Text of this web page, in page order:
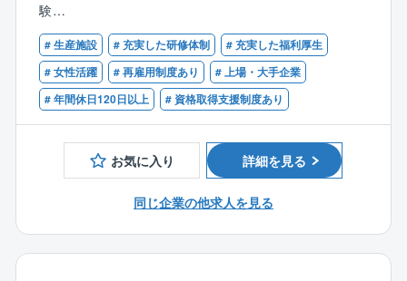
その他、同社では食品工場などの上記以外の施設にも
対応しております。
【特徴】
■創業140年を超える「地図に残る仕事。」の歴史は、
まさに挑戦と革新の連続で作り上げられてきました。
日本を代表するスーパーゼネコンとして、「常に新
ードする先進技術で日本の近代化と経済発展を支えて
■プロセス機器配置計画
■プロセスに関する提案業務（最適化提案、改善提案、
自動化提案、省エネ提案他）
■他のエンジニアが設計したプロセスの評価・検証
【特徴】
■創業140年を超える「地図に残る仕事。」の歴史は、
まさに挑戦と革新の連続で作り上げられてきました。
しいものに挑戦していく」という社風があり、常にリ
います。
験
■シミュレーションソフトを使用した各種解析業務の経
験
# 生産施設 # 充実した研修体制
# 充実した福利厚生
# 女性活躍
# 再雇用制度あり
# 上場・大手企業
# 年間休日120日以上
# 資格取得支援制度あり
お気に入り 詳細を見る
同じ企業の他求人を見る